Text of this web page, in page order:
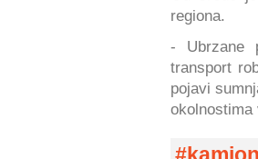
regiona.
- Ubrzane
transport
pojavi
okolnostima